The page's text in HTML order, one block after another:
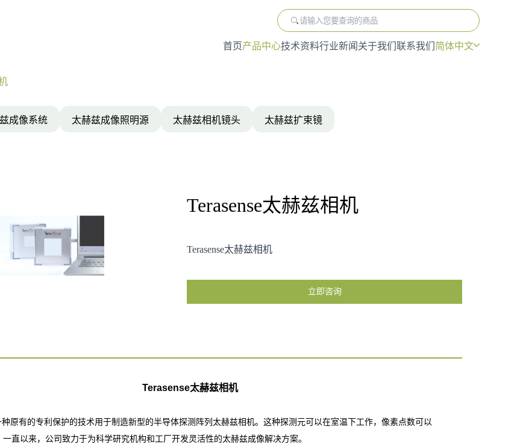
首页产品中心技术资料行业新闻 关于我们 联系我们 简体中文
成像系统 太赫兹成像照明源 太赫兹相机镜头 太赫兹扩束镜
Terasense太赫兹相机
Terasense太赫兹相机
立即咨询
Terasense太赫兹相机
原有的专利保护的技术用于制造新型的半导体探测阵列太赫兹相机。这种探测元可以在室温下工作，像素点数可以
直以来，公司致力于为科学研究机构和工厂开发灵活性的太赫兹成像解决方案。